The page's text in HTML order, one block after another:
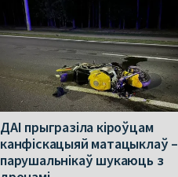
ДАІ прыгразіла кіроўцам
канфіскацыяй матацыклаў –
парушальнікаў шукаюць з